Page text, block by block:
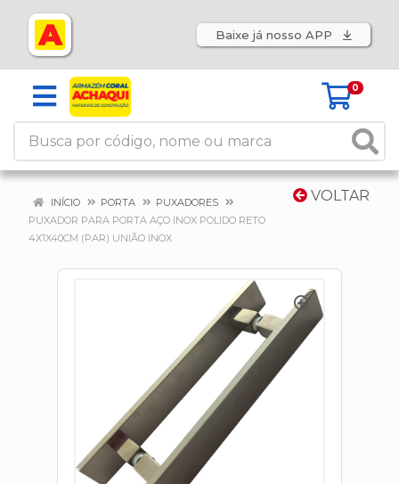
Baixe já nosso APP
0
VOLTAR
INÍCIO PORTA
PUXADORES
PUXADOR PARA PORTA AÇO INOX POLIDO RETO
4X1X40CM (PAR) UNIÃO INOX